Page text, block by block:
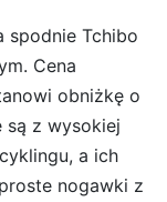
spodnie Tchibo
Cena
obniżkę o
są z wysokiej
a ich
nogawki z